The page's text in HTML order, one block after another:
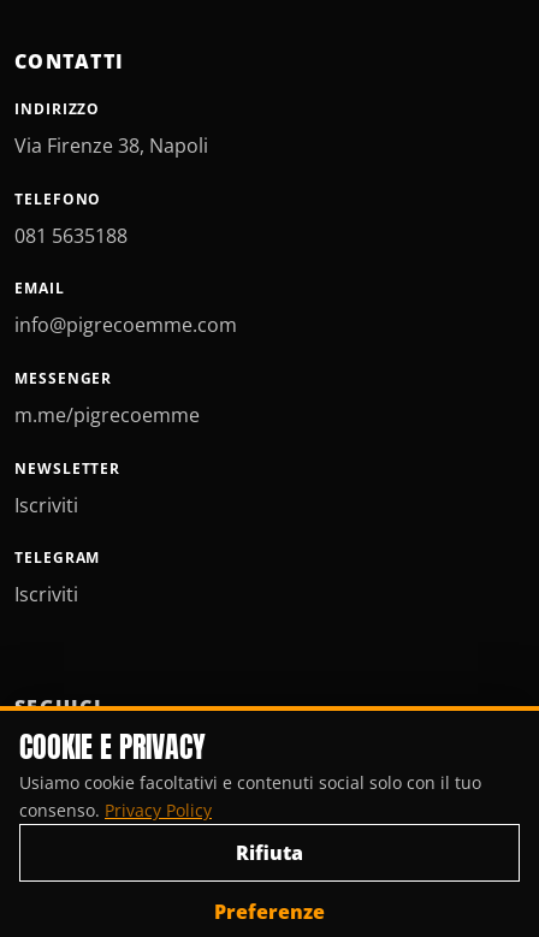
CONTATTI
INDIRIZZO
Via Firenze 38, Napoli
TELEFONO
081 5635188
EMAIL
info@pigrecoemme.com
MESSENGER
m.me/pigrecoemme
NEWSLETTER
Iscriviti
TELEGRAM
Iscriviti
SEGUICI
COOKIE E PRIVACY
Usiamo cookie facoltativi e contenuti social solo con il tuo
consenso. Privacy Policy
Rifiuta
Preferenze